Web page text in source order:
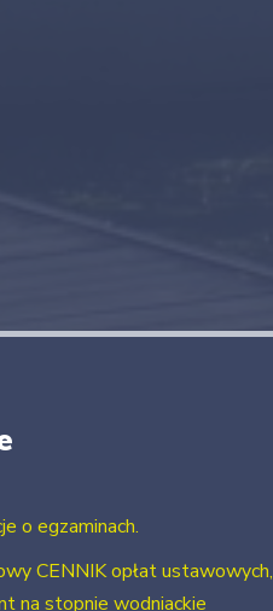
o egzaminach.
CENNIK opłat ustawowych,
na stopnie wodniackie